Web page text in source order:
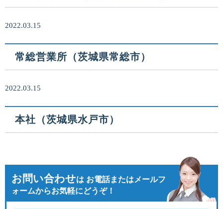
2022.03.15
常総営業所（茨城県常総市）
2022.03.15
本社（茨城県水戸市）
お問い合わせは お電話またはメールフ
ォームからお気軽にどうぞ！